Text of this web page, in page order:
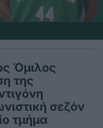
Όμιλος
της
σεζόν
τμήμα